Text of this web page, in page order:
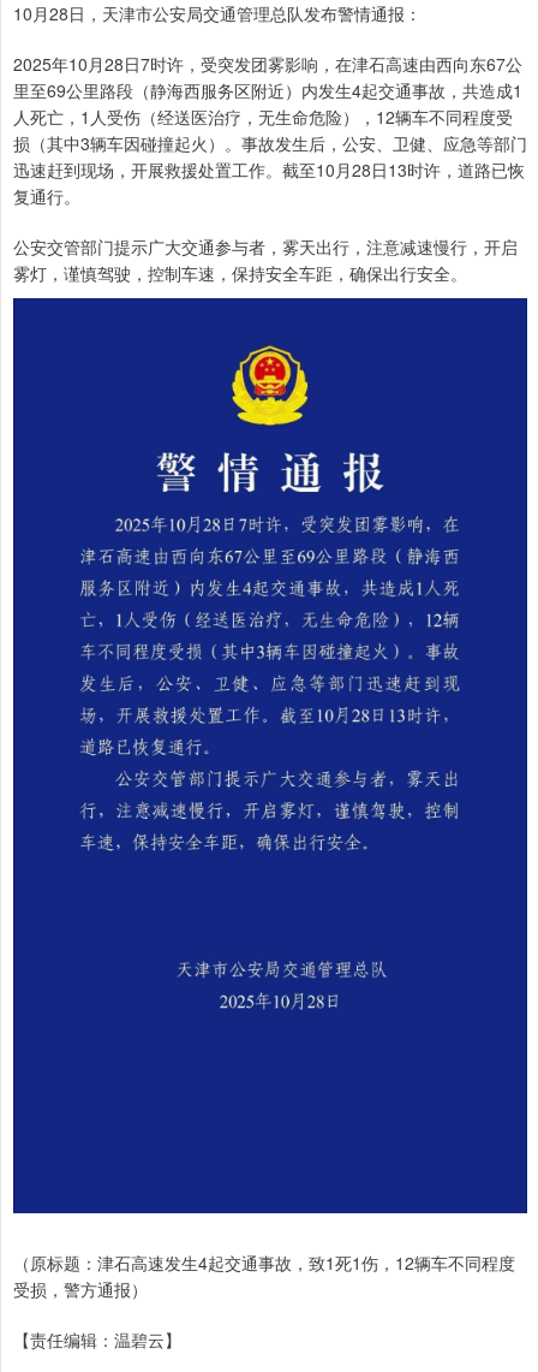
10月28日，天津市公安局交通管理总队发布警情通报：
2025年10月28日7时许，受突发团雾影响，在津石高速由西向东67公
里至69公里路段（静海西服务区附近）内发生4起交通事故，共造成1
人死亡，1人受伤（经送医治疗，无生命危险），12辆车不同程度受
损（其中3辆车因碰撞起火）。事故发生后，公安、卫健、应急等部门
迅速赶到现场，开展救援处置工作。截至10月28日13时许，道路已恢
复通行。
公安交管部门提示广大交通参与者，雾天出行，注意减速慢行，开启
雾灯，谨慎驾驶，控制车速，保持安全车距，确保出行安全。
（原标题：津石高速发生4起交通事故，致1死1伤，12辆车不同程度
受损，警方通报）
【责任编辑：温碧云】